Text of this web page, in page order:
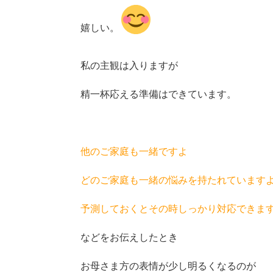
嬉しい。
私の主観は入りますが
精一杯応える準備はできています。
他のご家庭も一緒ですよ
どのご家庭も一緒の悩みを持たれています
予測しておくとその時しっかり対応できま
などをお伝えしたとき
お母さま方の表情が少し明るくなるのが